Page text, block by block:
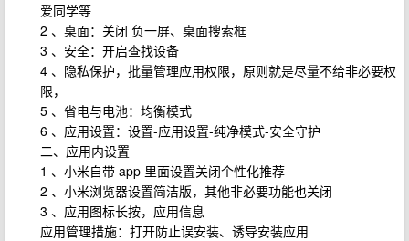
爱同学等
2 、桌面：关闭 负一屏、桌面搜索框
3 、安全：开启查找设备
4 、隐私保护，批量管理应用权限，原则就是尽量不给非必要权
限，
5 、省电与电池：均衡模式
6 、应用设置：设置-应用设置-纯净模式-安全守护
二、应用内设置
1 、小米自带 app 里面设置关闭个性化推荐
2 、小米浏览器设置简洁版，其他非必要功能也关闭
3 、应用图标长按，应用信息
应用管理措施：打开防止误安装、诱导安装应用